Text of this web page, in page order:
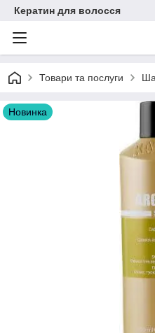
Кератин для волосся
Товари та послуги
Новинка